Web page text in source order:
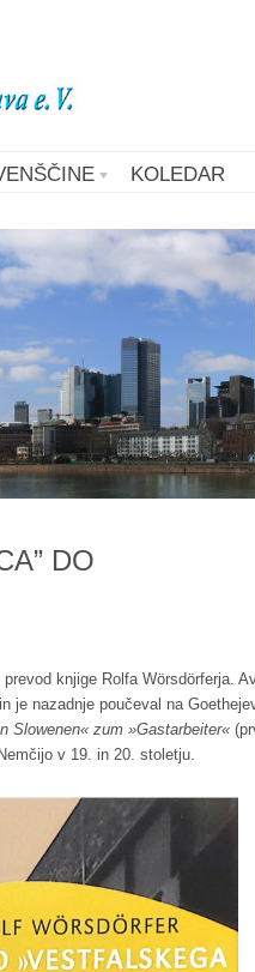
KOLEDAR
DO
knjige Rolfa Wörsdörferja.
je nazadnje poučeval na
Slowenen« zum »Gastarbeiter«
v 19. in 20. stoletju.